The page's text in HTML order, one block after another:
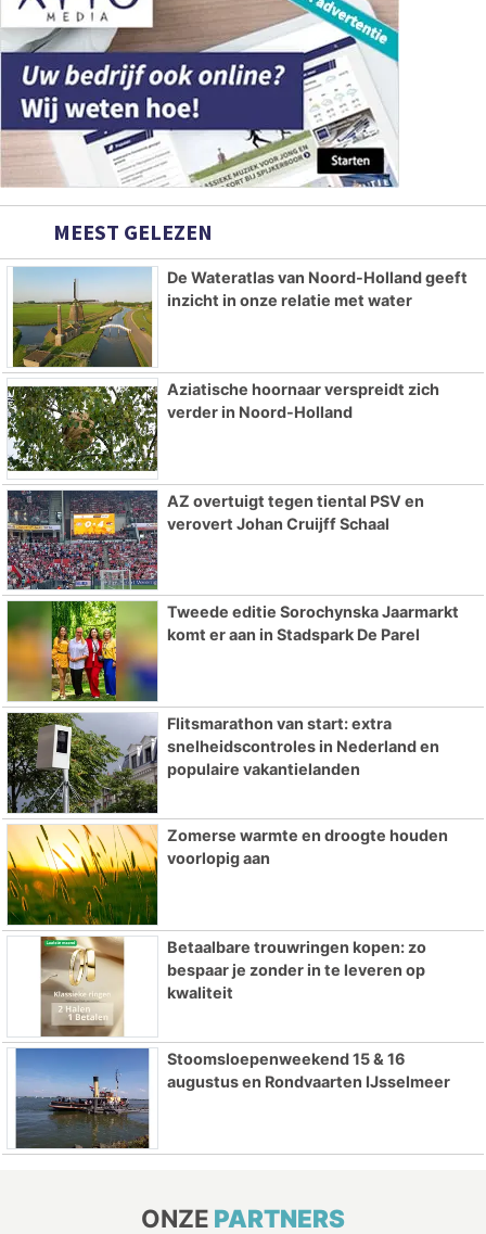
MEEST GELEZEN
De Wateratlas van Noord-Holland geeft
inzicht in onze relatie met water
Aziatische hoornaar verspreidt zich
verder in Noord-Holland
AZ overtuigt tegen tiental PSV en
verovert Johan Cruijff Schaal
Tweede editie Sorochynska Jaarmarkt
komt er aan in Stadspark De Parel
Flitsmarathon van start: extra
snelheidscontroles in Nederland en
populaire vakantielanden
Zomerse warmte en droogte houden
voorlopig aan
Betaalbare trouwringen kopen: zo
bespaar je zonder in te leveren op
kwaliteit
Stoomsloepenweekend 15 & 16
augustus en Rondvaarten IJsselmeer
ONZE PARTNERS